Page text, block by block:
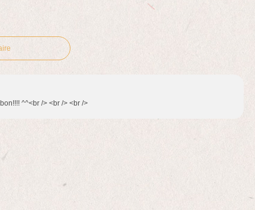
^^<br /> <br /> <br />